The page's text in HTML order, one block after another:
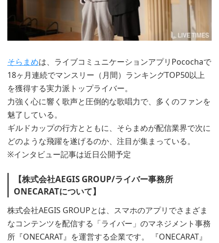
そらまめは、ライブコミュニケーションアプリPocochaで
18ヶ月連続でマンスリー（月間）ランキングTOP50以上
を獲得する実力派トップライバー。
力強く心に響く歌声と圧倒的な歌唱力で、多くのファンを
魅了している。
ギルドカップの行方とともに、そらまめが配信業界で次に
どのような飛躍を遂げるのか、注目が集まっている。
※インタビュー記事は近日公開予定
【株式会社AEGIS GROUP/ライバー事務所
ONECARATについて】
株式会社AEGIS GROUPとは、スマホのアプリでさまざま
なコンテンツを配信する「ライバー」のマネジメント事務
所『ONECARAT』を運営する企業です。 『ONECARAT』